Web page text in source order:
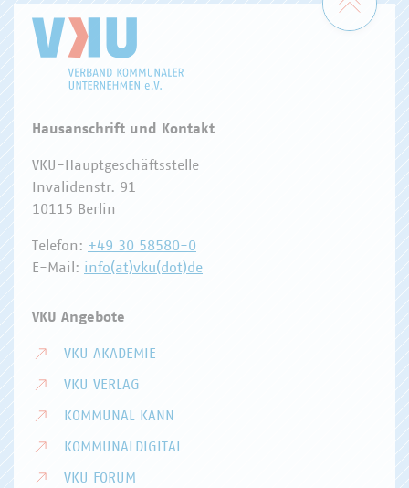
Hausanschrift und Kontakt
VKU-Hauptgeschäftsstelle
Invalidenstr. 91
10115 Berlin
Telefon: +49 30 58580-0
E-Mail: info(at)vku(dot)de
VKU Angebote
VKU AKADEMIE
VKU VERLAG
KOMMUNAL KANN
KOMMUNALDIGITAL
VKU FORUM